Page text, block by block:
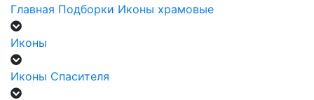
Главная Подборки Иконы храмовые
Иконы
Иконы Спасителя